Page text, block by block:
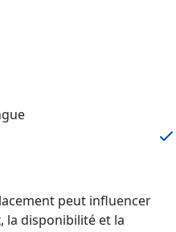
peut influencer
la disponibilité et la